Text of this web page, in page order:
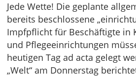
Jede Wette! Die geplante
bereits beschlossene
Impfpflicht für Beschäftigte in
und Pflegeeinrichtungen
heutigen Tag ad acta gelegt
„Welt“ am Donnerstag